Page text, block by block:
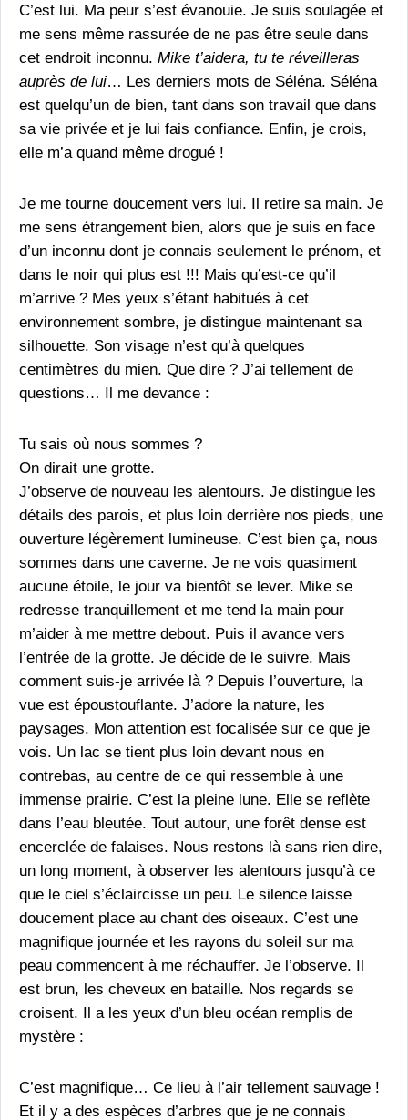
C’est lui. Ma peur s’est évanouie. Je suis soulagée et
me sens même rassurée de ne pas être seule dans
cet endroit inconnu. Mike t’aidera, tu te réveilleras
auprès de lui… Les derniers mots de Séléna. Séléna
est quelqu’un de bien, tant dans son travail que dans
sa vie privée et je lui fais confiance. Enfin, je crois,
elle m’a quand même drogué !
Je me tourne doucement vers lui. Il retire sa main. Je
me sens étrangement bien, alors que je suis en face
d’un inconnu dont je connais seulement le prénom, et
dans le noir qui plus est !!! Mais qu’est-ce qu’il
m’arrive ? Mes yeux s’étant habitués à cet
environnement sombre, je distingue maintenant sa
silhouette. Son visage n’est qu’à quelques
centimètres du mien. Que dire ? J’ai tellement de
questions… Il me devance :
Tu sais où nous sommes ?
On dirait une grotte.
J’observe de nouveau les alentours. Je distingue les
détails des parois, et plus loin derrière nos pieds, une
ouverture légèrement lumineuse. C’est bien ça, nous
sommes dans une caverne. Je ne vois quasiment
aucune étoile, le jour va bientôt se lever. Mike se
redresse tranquillement et me tend la main pour
m’aider à me mettre debout. Puis il avance vers
l’entrée de la grotte. Je décide de le suivre. Mais
comment suis-je arrivée là ? Depuis l’ouverture, la
vue est époustouflante. J’adore la nature, les
paysages. Mon attention est focalisée sur ce que je
vois. Un lac se tient plus loin devant nous en
contrebas, au centre de ce qui ressemble à une
immense prairie. C’est la pleine lune. Elle se reflète
dans l’eau bleutée. Tout autour, une forêt dense est
encerclée de falaises. Nous restons là sans rien dire,
un long moment, à observer les alentours jusqu’à ce
que le ciel s’éclaircisse un peu. Le silence laisse
doucement place au chant des oiseaux. C’est une
magnifique journée et les rayons du soleil sur ma
peau commencent à me réchauffer. Je l’observe. Il
est brun, les cheveux en bataille. Nos regards se
croisent. Il a les yeux d’un bleu océan remplis de
mystère :
C’est magnifique… Ce lieu à l’air tellement sauvage !
Et il y a des espèces d’arbres que je ne connais